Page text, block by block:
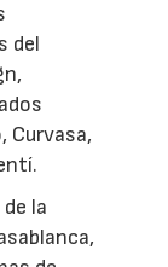
del
Curvasa,
la